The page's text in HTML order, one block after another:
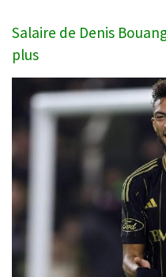
Salaire de Denis
plus